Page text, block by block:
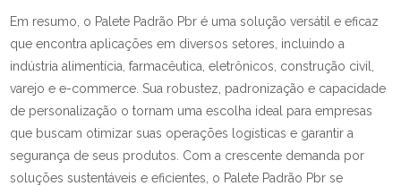
Em resumo, o Palete Padrão Pbr é uma solução versátil e eficaz
que encontra aplicações em diversos setores, incluindo a
indústria alimentícia, farmacêutica, eletrônicos, construção civil,
varejo e e-commerce. Sua robustez, padronização e capacidade
de personalização o tornam uma escolha ideal para empresas
que buscam otimizar suas operações logísticas e garantir a
segurança de seus produtos. Com a crescente demanda por
soluções sustentáveis e eficientes, o Palete Padrão Pbr se